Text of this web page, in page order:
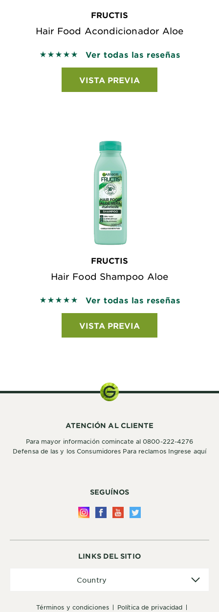
FRUCTIS
Hair Food Acondicionador Aloe
5 out of 5 stars based on reviews
Ver todas las reseñas
VISTA PREVIA
FRUCTIS
Hair Food Shampoo Aloe
5 out of 5 stars based on reviews
Ver todas las reseñas
VISTA PREVIA
LINKS DEL SITIO
términos y condiciones política de privacidad
Country
SEGUÍNOS
ATENCIÓN AL CLIENTE
Para mayor información comincate al 0800-222-4276
Defensa de las y los Consumidores Para reclamos Ingrese aquí